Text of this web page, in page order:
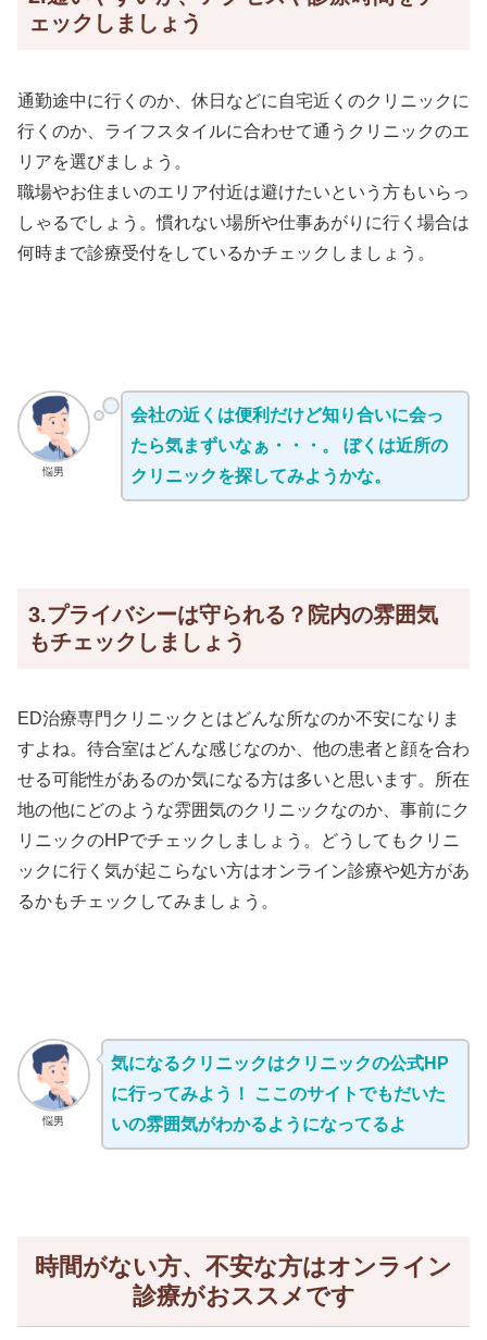
ェックしましょう
通勤途中に行くのか、休日などに自宅近くのクリニックに
行くのか、ライフスタイルに合わせて通うクリニックのエ
リアを選びましょう。
職場やお住まいのエリア付近は避けたいという方もいらっ
しゃるでしょう。慣れない場所や仕事あがりに行く場合は
何時まで診療受付をしているかチェックしましょう。
悩男
会社の近くは便利だけど知り合いに会っ
たら気まずいなぁ・・・。 ぼくは近所の
クリニックを探してみようかな。
3.プライバシーは守られる？院内の雰囲気
もチェックしましょう
ED治療専門クリニックとはどんな所なのか不安になりま
すよね。待合室はどんな感じなのか、他の患者と顔を合わ
せる可能性があるのか気になる方は多いと思います。所在
地の他にどのような雰囲気のクリニックなのか、事前にク
リニックのHPでチェックしましょう。どうしてもクリニ
ックに行く気が起こらない方はオンライン診療や処方があ
るかもチェックしてみましょう。
悩男
気になるクリニックはクリニックの公式HP
に行ってみよう！ ここのサイトでもだいた
いの雰囲気がわかるようになってるよ
時間がない方、不安な方はオンライン
診療がおススメです